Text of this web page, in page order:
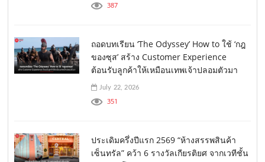
387
ถอดบทเรียน ‘The Odyssey’ How to ใช้ ‘กฎ
ของซุส’ สร้าง Customer Experience
ต้อนรับลูกค้าให้เหมือนเทพเจ้าปลอมตัวมา
July 22, 2026
351
ประเดิมครึ่งปีแรก 2569 “ห้างสรรพสินค้า
เซ็นทรัล” คว้า 6 รางวัลเกียรติยศ จากเวทีชั้น